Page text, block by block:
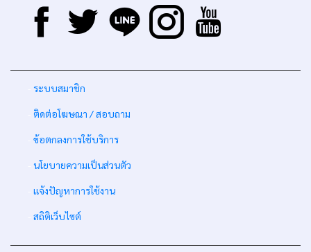
ระบบสมาชิก
ติดต่อโฆษณา / สอบถาม
ข้อตกลงการใช้บริการ
นโยบายความเป็นส่วนตัว
แจ้งปัญหาการใช้งาน
สถิติเว็บไซต์